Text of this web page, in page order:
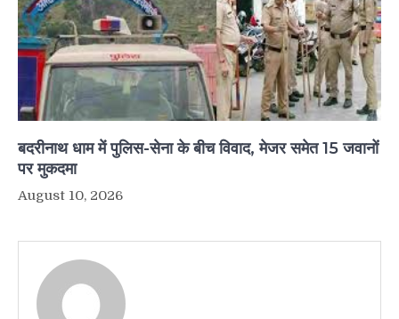
बदरीनाथ धाम में पुलिस-सेना के बीच विवाद, मेजर समेत 15 जवानों
पर मुकदमा
August 10, 2026